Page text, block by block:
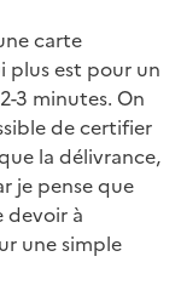
carte
plus est pour un
3 minutes. On
de certifier
la délivrance,
je pense que
devoir à
une simple